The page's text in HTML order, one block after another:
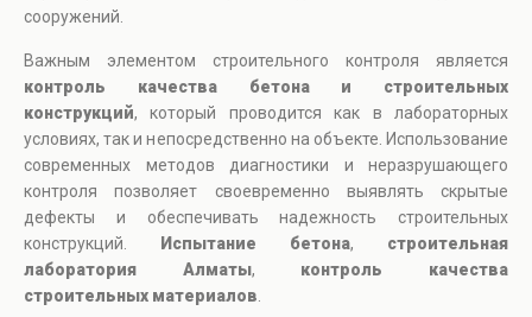
сооружений.
Важным элементом строительного контроля является
контроль качества бетона и строительных
конструкций, который проводится как в лабораторных
условиях, так и непосредственно на объекте. Использование
современных методов диагностики и неразрушающего
контроля позволяет своевременно выявлять скрытые
дефекты и обеспечивать надежность строительных
конструкций.
Испытание бетона, строительная
лаборатория Алматы, контроль качества
строительных материалов